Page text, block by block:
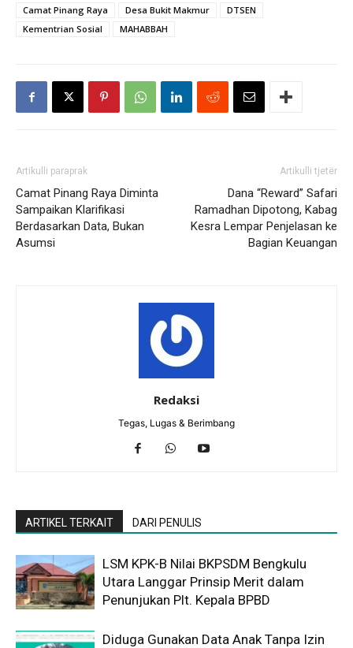
Camat Pinang Raya Desa Bukit Makmur
DTSEN
Kementrian Sosial
MAHABBAH
Artikulli paraprak
Camat Pinang Raya Diminta
Sampaikan Klarifikasi
Berdasarkan Data, Bukan
Asumsi
Artikulli tjetër
Dana “Reward” Safari
Ramadhan Dipotong, Kabag
Kesra Lempar Penjelasan ke
Bagian Keuangan
Redaksi
Tegas, Lugas & Berimbang
ARTIKEL TERKAIT DARI PENULIS
LSM KPK-B Nilai BKPSDM Bengkulu
Utara Langgar Prinsip Merit dalam
Penunjukan Plt. Kepala BPBD
Diduga Gunakan Data Anak Tanpa Izin